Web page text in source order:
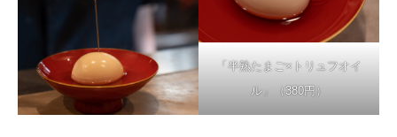
「半熟たまご×トリュフオイ
ル」（380円）